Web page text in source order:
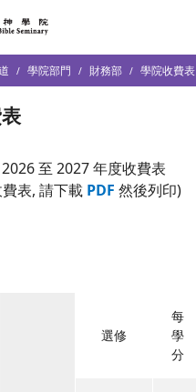
學院部門 財務部 學院收費表
至 2027 年度收費表
表, 請下載 PDF 然後列印)
選修
每
學
分